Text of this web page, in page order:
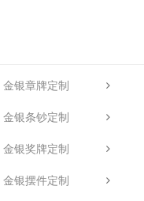
金银章牌定制
金银条钞定制
金银奖牌定制
金银摆件定制